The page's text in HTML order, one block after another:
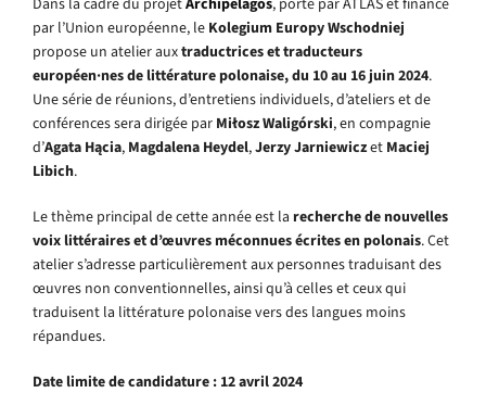
par l’Union européenne, le Kolegium Europy Wschodniej
propose un atelier auxtraductrices et traducteurs
européen·nes de littérature polonaise, du 10 au 16 juin 2024.
Une série de réunions, d’entretiens individuels, d’ateliers et de
conférences sera dirigée par Miłosz Waligórski, en compagnie
d’Agata Hącia, Magdalena Heydel,Jerzy Jarniewiczet Maciej
Libich.
Le thème principal de cette année est la recherche de nouvelles
voix littéraires et d’œuvres méconnues écrites en polonais. Cet
atelier s’adresse particulièrement aux personnes traduisant des
œuvres non conventionnelles, ainsi qu’à celles et ceux qui
traduisent la littérature polonaise vers des langues moins
répandues.
Date limite de candidature : 12 avril 2024